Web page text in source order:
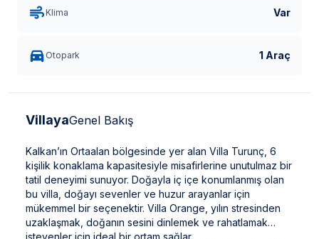
Klima Var
Otopark 1 Araç
VillayaGenel Bakış
Kalkan’ın Ortaalan bölgesinde yer alan Villa Turunç, 6
kişilik konaklama kapasitesiyle misafirlerine unutulmaz bir
tatil deneyimi sunuyor. Doğayla iç içe konumlanmış olan
bu villa, doğayı sevenler ve huzur arayanlar için
mükemmel bir seçenektir. Villa Orange, yılın stresinden
uzaklaşmak, doğanın sesini dinlemek ve rahatlamak
isteyenler için ideal bir ortam sağlar.